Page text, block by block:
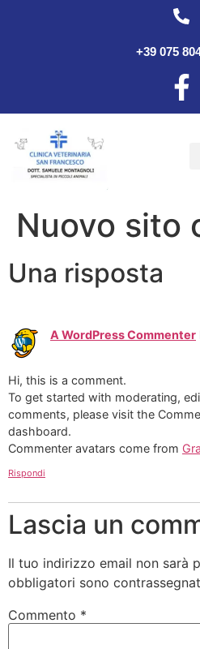
+39 075
Nuovo sito
Una risposta
A WordPress Commenter
Hi, this is a comment.
To get started with moderating,
comments, please visit the
dashboard.
Commenter avatars come from
Rispondi
Lascia un
Il tuo indirizzo email non sarà
obbligatori sono
Commento *